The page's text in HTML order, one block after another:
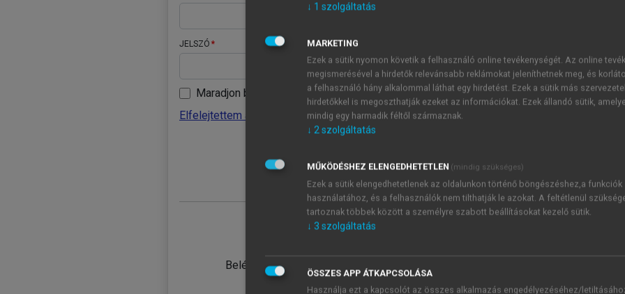
JELSZÓ
Maradjon belépve
Elfelejtettem a jelszavamat
Belépés intézményi azonosítóval
JELSZÓ
Kérek értesítést a MeRSZ
Kérek értesítést az
↓ 1 szolgáltatás
MARKETING
Ezek a sütik nyomon követik a felhasználó online tevékenységét. Az online
megismerésével a hirdetők relevánsabb reklámokat jeleníthetnek meg, és
a felhasználó hány alkalommal láthat egy hirdetést. Ezek a sütik más
hirdetőkkel is megoszthatják ezeket az információkat. Ezek állandó sütik,
mindig egy harmadik féltől származnak.
↓ 2szolgáltatás
MŰKÖDÉSHEZ ELENGEDHETETLEN (mindig szükséges)
Ezek a sütik elengedhetetlenek az oldalunkon történő böngészéshez,a funkciók
használatához, és a felhasználók nem tilthatják le azokat. A feltétlenül
tartoznak többek között a személyre szabott beállításokat kezelő sütik.
↓ 3 szolgáltatás
ÖSSZES APP ÁTKAPCSOLÁSA
Használja ezt a kapcsolót az összes alkalmazás engedélyezéséhez/